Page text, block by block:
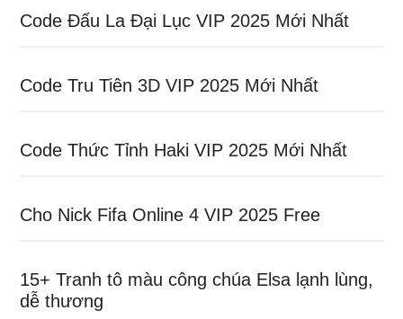
Code Đấu La Đại Lục VIP 2025 Mới Nhất
Code Tru Tiên 3D VIP 2025 Mới Nhất
Code Thức Tỉnh Haki VIP 2025 Mới Nhất
Cho Nick Fifa Online 4 VIP 2025 Free
15+ Tranh tô màu công chúa Elsa lạnh lùng,
dễ thương